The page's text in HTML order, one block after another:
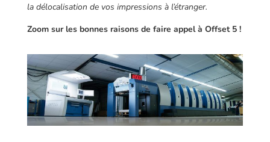
la délocalisation de vos impressions à l’étranger.
Zoom sur les bonnes raisons de faire appel à Offset 5 !